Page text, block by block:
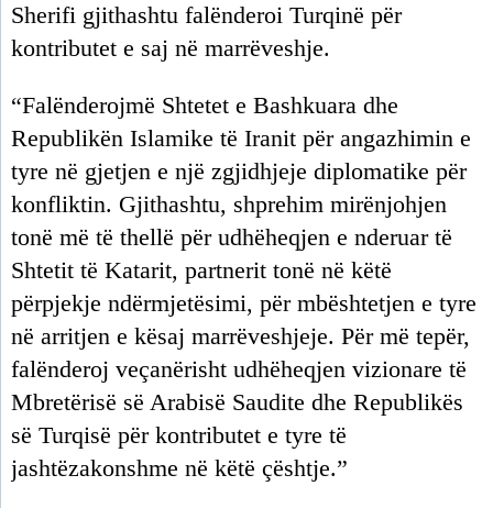
Sherifi gjithashtu falënderoi Turqinë për
kontributet e saj në marrëveshje.
“Falënderojmë Shtetet e Bashkuara dhe
Republikën Islamike të Iranit për angazhimin e
tyre në gjetjen e një zgjidhjeje diplomatike për
konfliktin. Gjithashtu, shprehim mirënjohjen
tonë më të thellë për udhëheqjen e nderuar të
Shtetit të Katarit, partnerit tonë në këtë
përpjekje ndërmjetësimi, për mbështetjen e tyre
në arritjen e kësaj marrëveshjeje. Për më tepër,
falënderoj veçanërisht udhëheqjen vizionare të
Mbretërisë së Arabisë Saudite dhe Republikës
së Turqisë për kontributet e tyre të
jashtëzakonshme në këtë çështje.”